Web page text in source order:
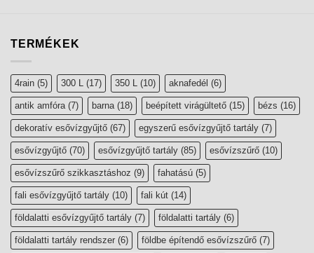
TERMÉKEK
4rain (5) 300 L (17) 350 L (10) aknafedél (6)
antik amfóra (7) barna (18) beépített virágültető (15) bézs (16)
dekoratív esővízgyűjtő (67) egyszerű esővízgyűjtő tartály (7)
esővízgyűjtő (70) esővízgyűjtő tartály (85) esővízszűrő (10)
esővízszűrő szikkasztáshoz (9) fahatású (5)
fali esővízgyűjtő tartály (10) fali kút (14)
földalatti esővízgyűjtő tartály (7) földalatti tartály (6)
földalatti tartály rendszer (6) földbe építendő esővízszűrő (7)